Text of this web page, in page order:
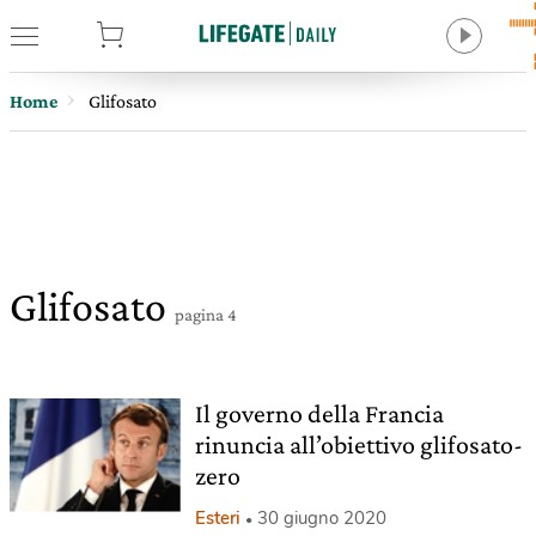
Home Glifosato
Glifosato pagina 4
Il governo della Francia
rinuncia all’obiettivo glifosato-
zero
Esteri 30 giugno 2020